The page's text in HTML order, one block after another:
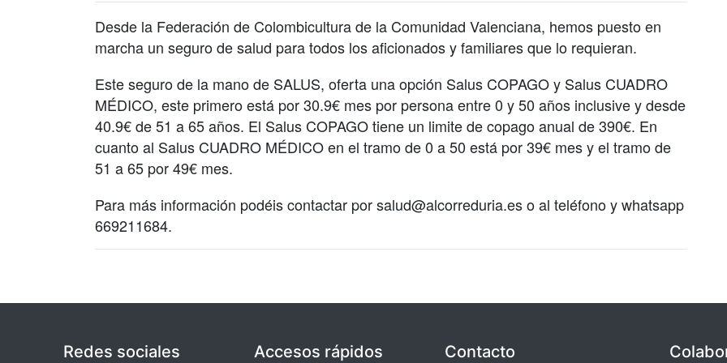
Desde la Federación de Colombicultura de la Comunidad Valenciana, hemos puesto en
marcha un seguro de salud para todos los aficionados y familiares que lo requieran.
Este seguro de la mano de SALUS, oferta una opción Salus COPAGO y Salus CUADRO
MÉDICO, este primero está por 30.9€ mes por persona entre 0 y 50 años inclusive y desde
40.9€ de 51 a 65 años. El Salus COPAGO tiene un limite de copago anual de 390€. En
cuanto al Salus CUADRO MÉDICO en el tramo de 0 a 50 está por 39€ mes y el tramo de
51 a 65 por 49€ mes.
Para más información podéis contactar por salud@alcorreduria.es o al teléfono y whatsapp
669211684.
Redes sociales Accesos rápidos Contacto